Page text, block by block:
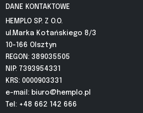
DANE KONTAKTOWE
HEMPLO SP. Z O.O.
ul.Marka Kotańskiego 8/3
10-166 Olsztyn
REGON: 389035505
NIP: 7393954331
KRS: 0000903331
e-mail: biuro@hemplo.pl
Tel: +48 662 142 666